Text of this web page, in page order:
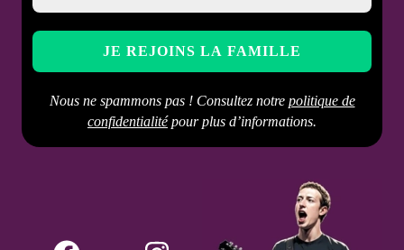
Nous ne spammons pas ! Consultez notre politique de
confidentialitépour plus d’informations.